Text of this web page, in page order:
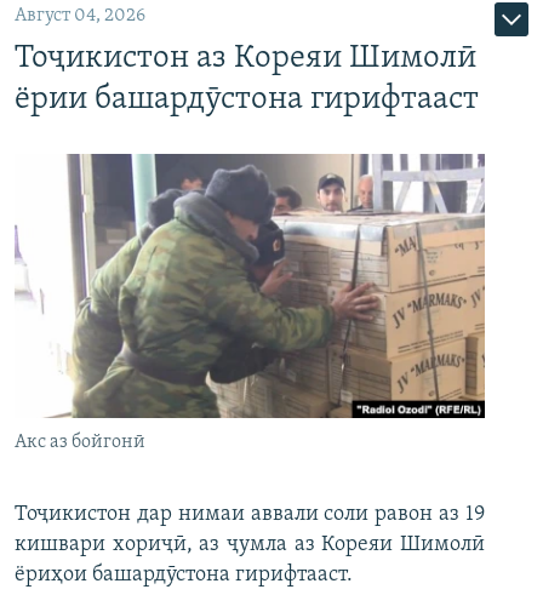
Август 04, 2026
Тоҷикистон аз Кореяи Шимолӣ
ёрии башардӯстона гирифтааст
Акс аз бойгонӣ
Тоҷикистон дар нимаи аввали соли равон аз 19
кишвари хориҷӣ, аз ҷумла аз Кореяи Шимолӣ
ёриҳои башардӯстона гирифтааст.